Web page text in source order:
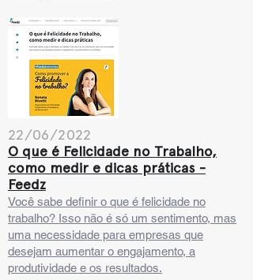
22/06/2022
O que é Felicidade no Trabalho,
como medir e dicas práticas -
Feedz
Você sabe definir o que é felicidade no
trabalho? Isso não é só um sentimento, mas
uma necessidade para empresas que
desejam aumentar o engajamento, a
produtividade e os resultados.